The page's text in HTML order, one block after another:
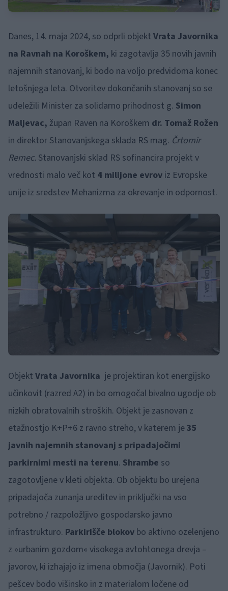
Danes, 14. maja 2024, so odprli objekt Vrata Javornika
na Ravnah na Koroškem, ki zagotavlja 35 novih javnih
najemnih stanovanj, ki bodo na voljo predvidoma konec
letošnjega leta. Otvoritev dokončanih stanovanj so se
udeležili Minister za solidarno prihodnost g. Simon
Maljevac, župan Raven na Koroškem dr. Tomaž Rožen
in direktor Stanovanjskega sklada RS mag. Črtomir
Remec. Stanovanjski sklad RS sofinancira projekt v
vrednosti malo več kot 4 milijone evrov iz Evropske
unije iz sredstev Mehanizma za okrevanje in odpornost.
Objekt Vrata Javornika je projektiran kot energijsko
učinkovit (razred A2) in bo omogočal bivalno ugodje ob
nizkih obratovalnih stroških. Objekt je zasnovan z
etažnostjo K+P+6 z ravno streho, v katerem je35
javnih najemnih stanovanj s pripadajočimi
parkirnimi mesti na terenu. Shrambe so
zagotovljene v kleti objekta. Ob objektu bo urejena
pripadajoča zunanja ureditev in priključki na vso
potrebno / razpoložljivo gospodarsko javno
infrastrukturo. Parkirišče blokov bo aktivno ozelenjeno
z »urbanim gozdom« visokega avtohtonega drevja –
javorov, ki izhajajo iz imena območja (Javornik). Poti
pešcev bodo višinsko in z materialom ločene od